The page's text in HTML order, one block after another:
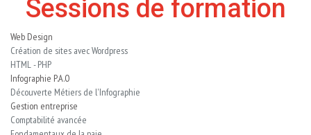
Sessions de formation
Web Design
Création de sites avec Wordpress
HTML - PHP
Infographie P.A.O
Découverte Métiers de l'Infographie
Gestion entreprise
Comptabilité avancée